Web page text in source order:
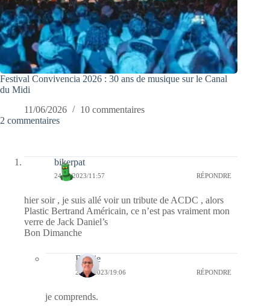
Festival Convivencia 2026 : 30 ans de musique sur le Canal
du Midi
11/06/2026
10 commentaires
2 commentaires
bikerpat
24/09/2023/11:57 RÉPONDRE
hier soir , je suis allé voir un tribute de ACDC , alors
Plastic Bertrand Américain, ce n’est pas vraiment mon
verre de Jack Daniel’s
Bon Dimanche
Bernie
24/09/2023/19:06 RÉPONDRE
je comprends.